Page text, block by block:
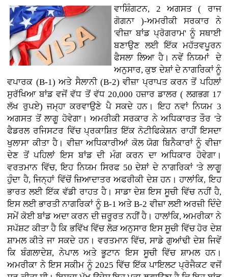
ਵਾਸ਼ਿੰਗਟਨ, 2 ਅਗਸਤ ( ਰਾਜ
ਗੋਗਨਾ )-ਅਮਰੀਕੀ ਸਰਕਾਰ ਨੇ
'ਵੀਜ਼ਾ ਬਾਂਡ ਪ੍ਰੋਗਰਾਮ' ਨੂੰ ਸਥਾਈ
ਬਣਾਉਣ ਲਈ ਇੱਕ ਮਹੱਤਵਪੂਰਨ
ਫੈਸਲਾ ਲਿਆ ਹੈ। ਨਵੇਂ ਨਿਯਮਾਂ ਦੇ
ਅਨੁਸਾਰ, ਕੁਝ ਦੇਸ਼ਾਂ ਦੇ ਨਾਗਰਿਕਾਂ ਨੂੰ
ਵਪਾਰਕ (B-1) ਅਤੇ ਸੈਲਾਨੀ (B-2) ਵੀਜ਼ਾ ਪ੍ਰਾਪਤ ਕਰਨ ਤੋਂ ਪਹਿਲਾਂ
ਸੁਰੱਖਿਆ ਬਾਂਡ ਵਜੋਂ ਵੱਧ ਤੋਂ ਵੱਧ 20,000 ਹਜ਼ਾਰ ਡਾਲਰ ( ਲਗਭਗ 17
ਲੱਖ ਰੁਪਏ) ਜਮ੍ਹਾ ਕਰਵਾਉਣੇ ਪੈ ਸਕਦੇ ਹਨ। ਇਹ ਨਵਾਂ ਨਿਯਮ 3
ਅਗਸਤ ਤੋਂ ਲਾਗੂ ਹੋਵੇਗਾ। ਅਮਰੀਕੀ ਸਰਕਾਰ ਨੇ ਅਧਿਕਾਰਤ ਤੌਰ 'ਤੇ
ਫੈਡਰਲ ਰਜਿਸਟਰ ਵਿੱਚ ਪ੍ਰਕਾਸ਼ਿਤ ਇੱਕ ਨੋਟੀਫਿਕੇਸ਼ਨ ਰਾਹੀਂ ਇਸਦਾ
ਖੁਲਾਸਾ ਕੀਤਾ ਹੈ। ਵੀਜ਼ਾ ਅਧਿਕਾਰੀਆਂ ਕੋਲ ਯੋਗ ਬਿਨੈਕਾਰਾਂ ਨੂੰ ਵੀਜ਼ਾ
ਦੇਣ ਤੋਂ ਪਹਿਲਾਂ ਇਸ ਬਾਂਡ ਦੀ ਮੰਗ ਕਰਨ ਦਾ ਅਧਿਕਾਰ ਹੋਵੇਗਾ।
ਵਰਤਮਾਨ ਵਿੱਚ, ਇਹ ਨਿਯਮ ਸਿਰਫ 50 ਦੇਸ਼ਾਂ ਦੇ ਨਾਗਰਿਕਾਂ 'ਤੇ ਲਾਗੂ
ਹੁੰਦਾ ਹੈ, ਜਿਨ੍ਹਾਂ ਵਿੱਚੋਂ ਜ਼ਿਆਦਾਤਰ ਅਫਰੀਕੀ ਦੇਸ਼ ਹਨ। ਹਾਲਾਂਕਿ, ਇਹ
ਭਾਰਤ ਲਈ ਇੱਕ ਵੱਡੀ ਰਾਹਤ ਹੈ। ਸਾਡਾ ਦੇਸ਼ ਇਸ ਸੂਚੀ ਵਿੱਚ ਨਹੀਂ ਹੈ,
ਇਸ ਲਈ ਭਾਰਤੀ ਨਾਗਰਿਕਾਂ ਨੂੰ B-1 ਅਤੇ B-2 ਵੀਜ਼ਾ ਲਈ ਅਰਜ਼ੀ ਦਿੰਦੇ
ਸਮੇਂ ਕੋਈ ਬਾਂਡ ਅਦਾ ਕਰਨ ਦੀ ਜ਼ਰੂਰਤ ਨਹੀਂ ਹੈ। ਹਾਲਾਂਕਿ, ਅਮਰੀਕਾ ਨੇ
ਸਪੱਸ਼ਟ ਕੀਤਾ ਹੈ ਕਿ ਭਵਿੱਖ ਵਿੱਚ ਲੋੜ ਅਨੁਸਾਰ ਇਸ ਸੂਚੀ ਵਿੱਚ ਹੋਰ ਦੇਸ਼
ਸ਼ਾਮਲ ਕੀਤੇ ਜਾ ਸਕਦੇ ਹਨ। ਵਰਤਮਾਨ ਵਿੱਚ, ਸਾਡੇ ਗੁਆਂਢੀ ਦੇਸ਼ ਜਿਵੇਂ
ਕਿ ਬੰਗਲਾਦੇਸ਼, ਨੇਪਾਲ ਅਤੇ ਭੂਟਾਨ ਇਸ ਸੂਚੀ ਵਿੱਚ ਸ਼ਾਮਲ ਹਨ।
ਅਮਰੀਕਾ ਨੇ ਇਸ ਸਕੀਮ ਨੂੰ 2025 ਵਿੱਚ ਇੱਕ ਪਾਇਲਟ ਪ੍ਰੋਜੈਕਟ ਵਜੋਂ